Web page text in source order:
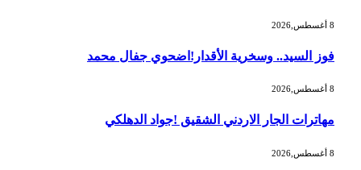
فوز السيد.. وسخرية الأقدار!اضحوي جفال محمد
مهاترات الجار الاردني الشقيق !جواد الدهلكي